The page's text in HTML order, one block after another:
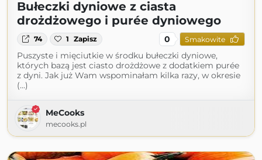
Bułeczki dyniowe z ciasta
drożdżowego i purée dyniowego
74 1 Zapisz 0 Smakowite
Puszyste i mięciutkie w środku bułeczki dyniowe,
których bazą jest ciasto drożdżowe z dodatkiem purée
z dyni. Jak już Wam wspominałam kilka razy, w okresie
(...)
MeCooks
mecooks.pl